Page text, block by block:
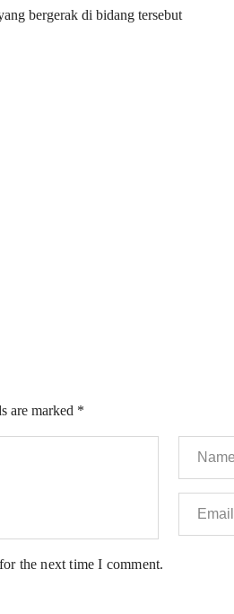
bergerak di bidang tersebut
are marked *
the next time I comment.